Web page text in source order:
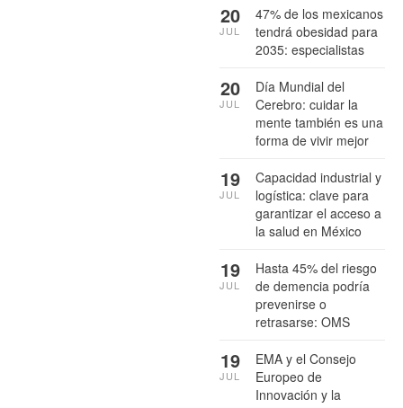
47% de los mexicanos
tendrá obesidad para
2035: especialistas
20
JUL
Día Mundial del
Cerebro: cuidar la
mente también es una
forma de vivir mejor
20
JUL
Capacidad industrial y
logística: clave para
garantizar el acceso a
la salud en México
19
JUL
Hasta 45% del riesgo
de demencia podría
prevenirse o
retrasarse: OMS
19
JUL
EMA y el Consejo
Europeo de
Innovación y la
19
JUL